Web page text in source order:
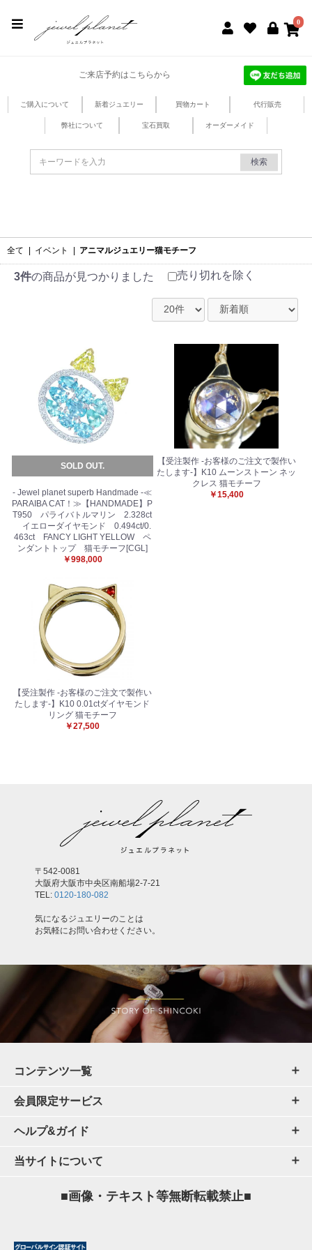
0
ご来店予約はこちらから
ご購入について 新着ジュエリー 買物カート 代行販売
弊社について 宝石買取 オーダーメイド
検索
全て イベント アニマルジュエリー猫モチーフ
3件の商品が見つかりました 売り切れを除く
SOLD OUT.
- Jewel planet superb Handmade -≪
PARAIBA CAT！≫【HANDMADE】P
T950 パライバトルマリン 2.328ct
イエローダイヤモンド 0.494ct/0.
463ct FANCY LIGHT YELLOW ペ
ンダントトップ 猫モチーフ[CGL]
￥998,000
【受注製作 -お客様のご注文で製作い
たします-】K10 ムーンストーン ネッ
クレス 猫モチーフ
￥15,400
【受注製作 -お客様のご注文で製作い
たします-】K10 0.01ctダイヤモンド
リング 猫モチーフ
￥27,500
お買い物を続ける
〒542-0081
大阪府大阪市中央区南船場2-7-21
TEL: 0120-180-082
気になるジュエリーのことは
お気軽にお問い合わせください。
コンテンツ一覧
会員限定サービス
ヘルプ&ガイド
当サイトについて
■画像・テキスト等無断転載禁止■